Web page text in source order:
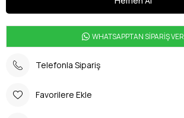
WHATSAPPTAN SİPARİŞ VER
Telefonla Sipariş
Favorilere Ekle